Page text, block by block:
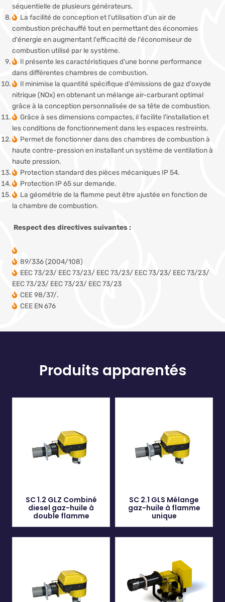
séquentielle de plusieurs générateurs.
La facilité de conception et l'utilisation d'un air de
combustion préchauffé tout en permettant des économies
d'énergie en augmentant l'efficacité de l'économiseur de
combustion utilisé par le système.
Il présente les caractéristiques d'une bonne performance
dans différentes chambres de combustion.
Il minimise la quantité spécifique d'émissions de gaz d'oxyde
nitrique (NOx) en obtenant un mélange air-carburant optimal
grâce à la conception personnalisée de sa tête de combustion.
Grâce à ses dimensions compactes, il facilite l'installation et
les conditions de fonctionnement dans les espaces restreints.
Permet de fonctionner dans des chambres de combustion à
haute contre-pression en installant un système de ventilation à
haute pression.
Protection standard des pièces mécaniques IP 54.
Protection IP 65 sur demande.
La géométrie de la flamme peut être ajustée en fonction de
la chambre de combustion.
Respect des directives suivantes :
89/336 (2004/108)
EEC 73/23/ EEC 73/23/ EEC 73/23/ EEC 73/23/ EEC 73/23/
EEC 73/23/ EEC 73/23/ EEC 73/23
CEE 98/37/.
CEE EN 676
Produits apparentés
SC 1.2 GLZ Combiné
diesel gaz-huile à
double flamme
SC 2.1 GLS Mélange
gaz-huile à flamme
unique